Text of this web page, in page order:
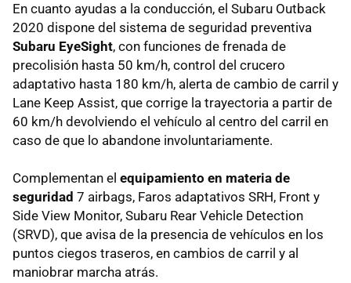
En cuanto ayudas a la conducción, el Subaru Outback
2020 dispone del sistema de seguridad preventiva
Subaru EyeSight, con funciones de frenada de
precolisión hasta 50 km/h, control del crucero
adaptativo hasta 180 km/h, alerta de cambio de carril y
Lane Keep Assist, que corrige la trayectoria a partir de
60 km/h devolviendo el vehículo al centro del carril en
caso de que lo abandone involuntariamente.
Complementan el equipamiento en materia de
seguridad 7 airbags, Faros adaptativos SRH, Front y
Side View Monitor, Subaru Rear Vehicle Detection
(SRVD), que avisa de la presencia de vehículos en los
puntos ciegos traseros, en cambios de carril y al
maniobrar marcha atrás.